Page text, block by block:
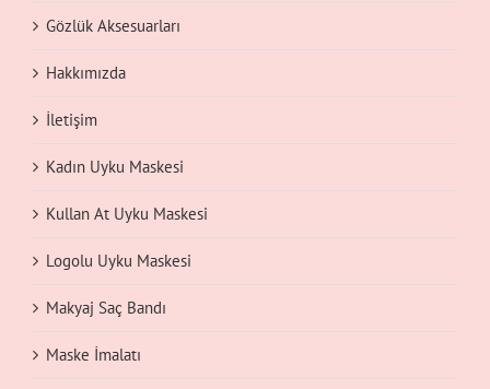
Gözlük Aksesuarları
Hakkımızda
İletişim
Kadın Uyku Maskesi
Kullan At Uyku Maskesi
Logolu Uyku Maskesi
Makyaj Saç Bandı
Maske İmalatı